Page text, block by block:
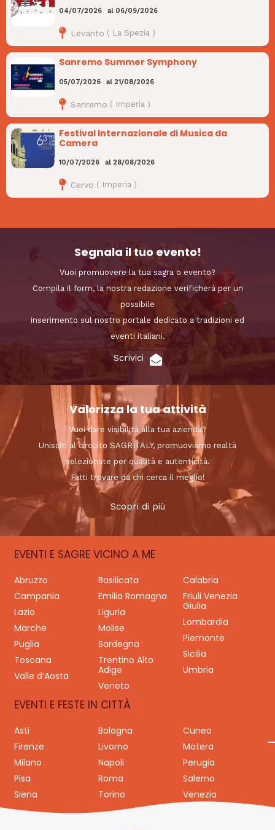
04/07/2026 al 06/09/2026
Levanto ( La Spezia)
Sanremo Summer Symphony
05/07/2026 al 21/08/2026
Sanremo ( Imperia )
Festival Internazionale di Musica da
Camera
10/07/2026 al 28/08/2026
Cervo ( Imperia)
Segnala il tuo evento!
Vuoi promuovere la tua sagra o evento?
Compila il form, la nostra redazione verificherà per un
possibile
inserimento sul nostro portale dedicato a tradizioni ed
eventi italiani.
Scrivici
Valorizza la tua attività
Vuoi dare visibilità alla tua azienda?
Unisciti al circuito SAGRITALY, promuoviamo realtà
selezionate per qualità e autenticità.
Fatti trovare da chi cerca il meglio!
Scopri di più
EVENTI E SAGRE VICINO A ME
Abruzzo Basilicata
Calabria
Campania
Emilia Romagna
Friuli Venezia
Giulia
Lazio
Liguria
Lombardia
Marche
Molise
Piemonte
Puglia
Sardegna
Sicilia
Toscana
Trentino Alto
Adige
Umbria
Valle d’Aosta
Veneto
EVENTI E FESTE IN CITTÀ
Asti Bologna
Cuneo
Firenze
Livorno
Matera
Milano
Napoli
Perugia
Pisa
Roma
Salerno
Siena
Torino Venezia